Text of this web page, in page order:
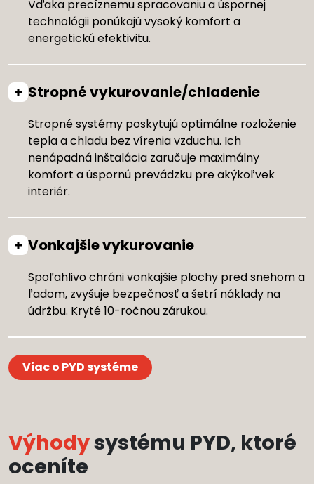
Vďaka precíznemu spracovaniu a úspornej
technológii ponúkajú vysoký komfort a
energetickú efektivitu.
Stropné vykurovanie/chladenie
Stropné systémy poskytujú optimálne rozloženie
tepla a chladu bez vírenia vzduchu. Ich
nenápadná inštalácia zaručuje maximálny
komfort a úspornú prevádzku pre akýkoľvek
interiér.
Vonkajšie vykurovanie
Spoľahlivo chráni vonkajšie plochy pred snehom a
ľadom, zvyšuje bezpečnosť a šetrí náklady na
údržbu. Kryté 10-ročnou zárukou.
Viac o PYD systéme
Výhodysystému PYD, ktoré
oceníte